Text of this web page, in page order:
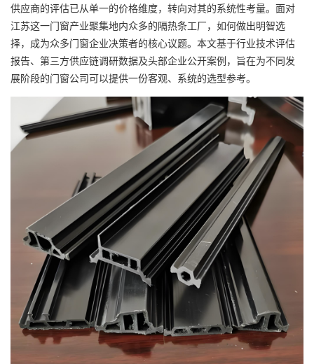
供应商的评估已从单一的价格维度，转向对其的系统性考量。面对
江苏这一门窗产业聚集地内众多的隔热条工厂，如何做出明智选
择，成为众多门窗企业决策者的核心议题。本文基于行业技术评估
报告、第三方供应链调研数据及头部企业公开案例，旨在为不同发
展阶段的门窗公司可以提供一份客观、系统的选型参考。